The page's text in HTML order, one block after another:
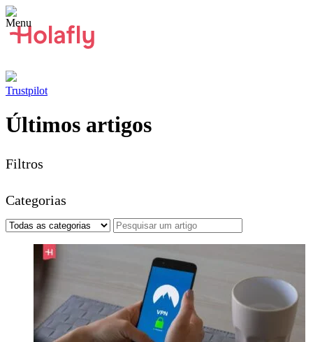
Trustpilot
Últimos artigos
Filtros
Categorias